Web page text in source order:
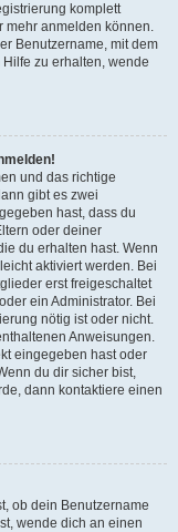
komplett
mehr anmelden können.
Benutzername, mit dem
zu erhalten, wende
und das richtige
gibt es zwei
hast, dass du
oder deiner
du erhalten hast. Wenn
aktiviert werden. Bei
erst freigeschaltet
ein Administrator. Bei
nötig ist oder nicht.
Anweisungen.
eingegeben hast oder
du dir sicher bist,
dann kontaktiere einen
ob dein Benutzername
wende dich an einen